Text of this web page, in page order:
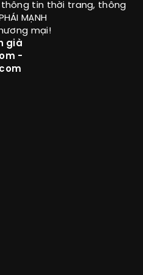
thông tin thời trang, thông
MẠNH
mại!
già
-